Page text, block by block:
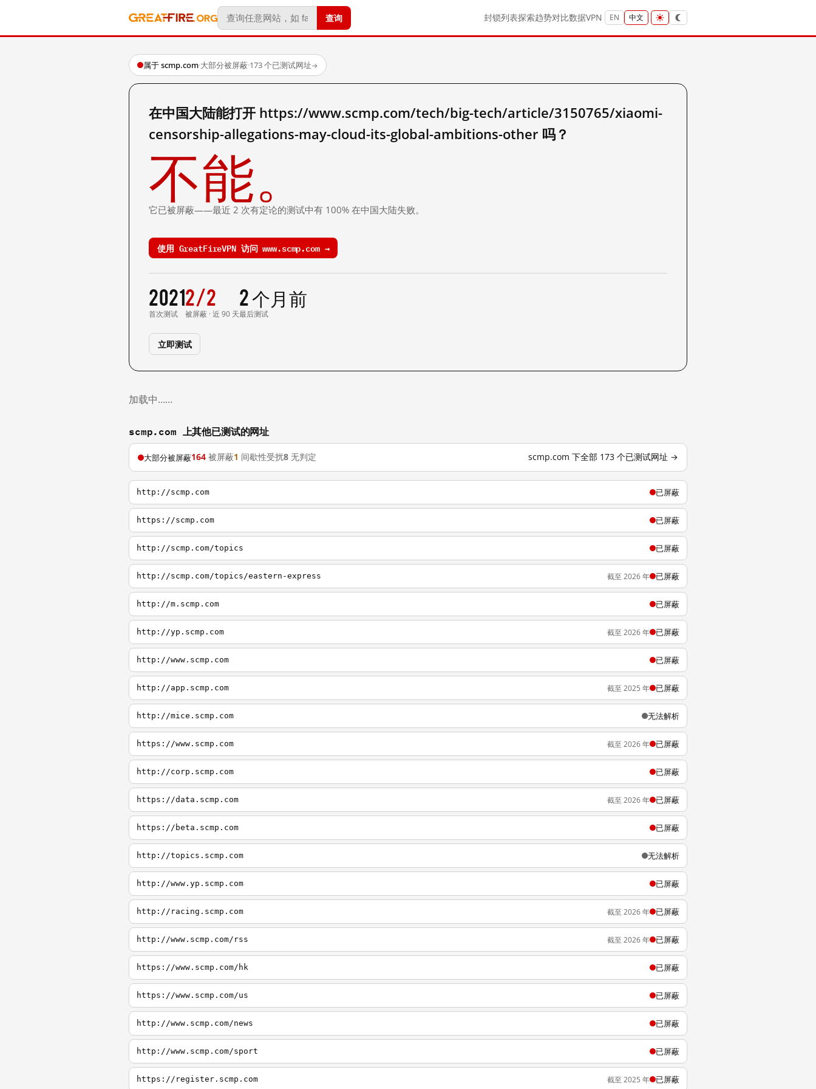
查询 封锁列表探索趋势对比数据VPN EN 中文
属于 scmp.com·大部分被屏蔽·173 个已测试网址→
在中国大陆能打开 https://www.scmp.com/tech/big-tech/article/3150765/xiaomi-
censorship-allegations-may-cloud-its-global-ambitions-other 吗？
不能。
它已被屏蔽——最近 2 次有定论的测试中有 100% 在中国大陆失败。
使用 GreatFireVPN 访问 www.scmp.com →
2021
首次测试
2/2
被屏蔽 · 近 90 天
2 个月前
最后测试
立即测试
加载中……
scmp.com 上其他已测试的网址
大部分被屏蔽164 被屏蔽1 间歇性受扰8 无判定 scmp.com 下全部 173 个已测试网址 →
http://scmp.com 已屏蔽
https://scmp.com 已屏蔽
http://scmp.com/topics 已屏蔽
http://scmp.com/topics/eastern-express 截至 2026 年 已屏蔽
http://m.scmp.com 已屏蔽
http://yp.scmp.com 截至 2026 年 已屏蔽
http://www.scmp.com 已屏蔽
http://app.scmp.com 截至 2025 年 已屏蔽
http://mice.scmp.com 无法解析
https://www.scmp.com 截至 2026 年 已屏蔽
http://corp.scmp.com 已屏蔽
https://data.scmp.com 截至 2026 年 已屏蔽
https://beta.scmp.com 已屏蔽
http://topics.scmp.com 无法解析
http://www.yp.scmp.com 已屏蔽
http://racing.scmp.com 截至 2026 年 已屏蔽
http://www.scmp.com/rss 截至 2026 年 已屏蔽
https://www.scmp.com/hk 已屏蔽
https://www.scmp.com/us 已屏蔽
http://www.scmp.com/news 已屏蔽
http://www.scmp.com/sport 已屏蔽
https://register.scmp.com 截至 2025 年 已屏蔽